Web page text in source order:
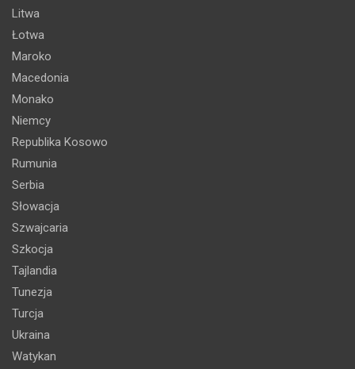
Litwa
Łotwa
Maroko
Macedonia
Monako
Niemcy
Republika Kosowo
Rumunia
Serbia
Słowacja
Szwajcaria
Szkocja
Tajlandia
Tunezja
Turcja
Ukraina
Watykan